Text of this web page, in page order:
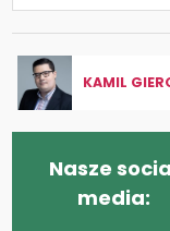
KAMIL
Nasze
media: